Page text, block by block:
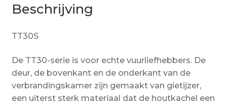
Beschrijving
TT30S
De TT30-serie is voor echte vuurliefhebbers. De
deur, de bovenkant en de onderkant van de
verbrandingskamer zijn gemaakt van gietijzer,
een uiterst sterk materiaal dat de houtkachel een